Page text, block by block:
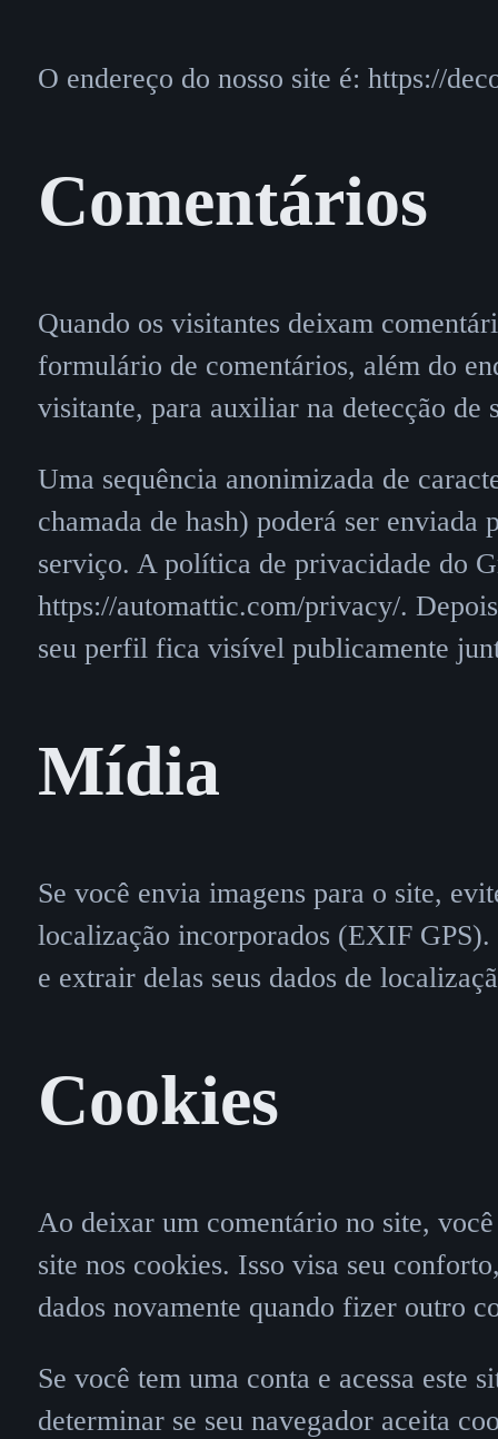
O endereço do nosso site é: https://
Comentários
Quando os visitantes deixam
formulário de comentários, além do
visitante, para auxiliar na detecção de
Uma sequência anonimizada de
chamada de hash) poderá ser
serviço. A política de privacidade do
https://automattic.com/privacy/.
seu perfil fica visível publicamente
Mídia
Se você envia imagens para o site,
localização incorporados (EXIF GPS).
e extrair delas seus dados de
Cookies
Ao deixar um comentário no site,
site nos cookies. Isso visa seu
dados novamente quando fizer outro
Se você tem uma conta e acessa este
determinar se seu navegador aceita